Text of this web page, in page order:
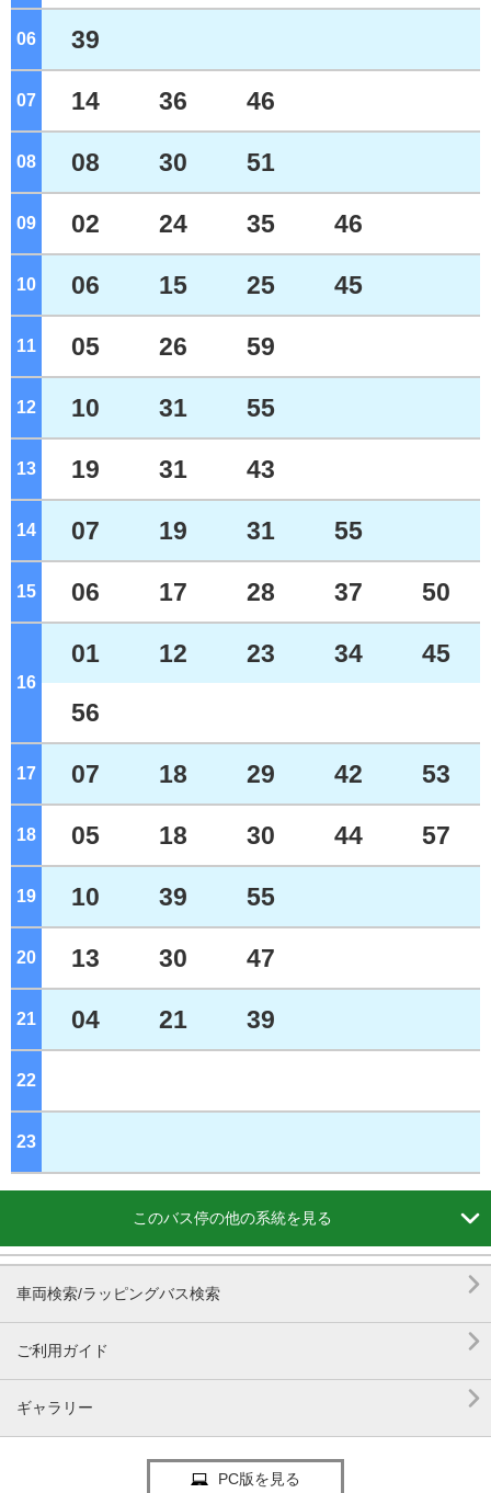
06 39
07 14 36 46
08 08 30 51
09 02 24 35 46
10 06 15 25 45
11 05 26 59
12 10 31 55
13 19 31 43
14 07 19 31 55
15 06 17 28 37 50
16 ジ
01 12 23 34 45
56
17 07 18 29 42 53
18 05 18 30 44 57
19 10 39 55
20 13 30 47
21 04 21 39
22
23
このバス停の他の系統を見る 
車両検索/ラッピングバス検索 
ご利用ガイド 
ギャラリー 
PC版を見る